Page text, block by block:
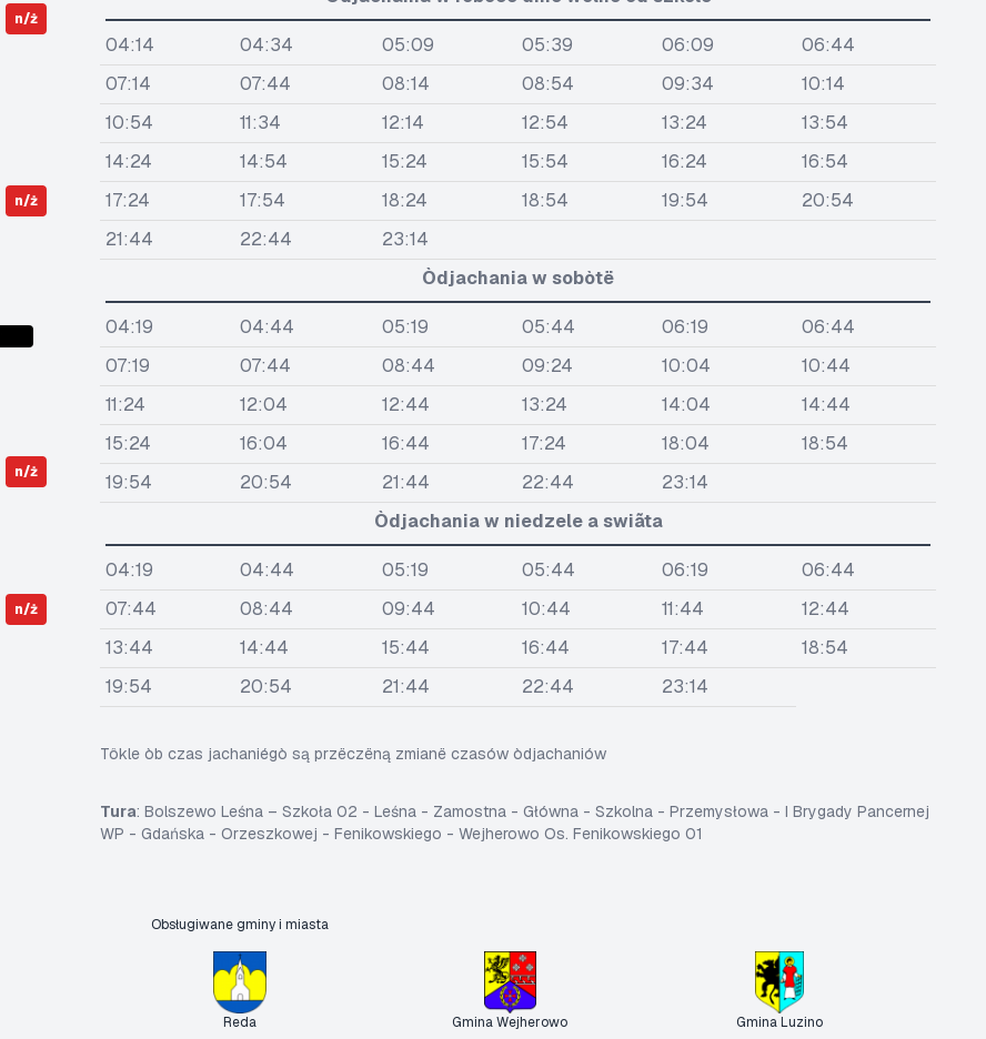
n/ż
n/ż
n/ż
n/ż
04:14 04:34 05:09 05:39 06:09
06:44
07:14
07:44 08:14 08:54 09:34
10:14
10:54
11:34 12:14 12:54 13:24
13:54
14:24
14:54 15:24 15:54 16:24
16:54
17:24
17:54 18:24 18:54 19:54
20:54
21:44
22:44
23:14
Òdjachania w sobòtë
04:19 04:44 05:19 05:44 06:19
06:44
07:19
07:44 08:44 09:24 10:04
10:44
11:24
12:04 12:44 13:24 14:04
14:44
15:24
16:04 16:44 17:24 18:04
18:54
19:54
20:54 21:44 22:44
23:14
Òdjachania w niedzele a swiãta
04:19 04:44 05:19 05:44 06:19
06:44
07:44
08:44 09:44 10:44 11:44
12:44
13:44
14:44 15:44 16:44 17:44
18:54
19:54
20:54 21:44 22:44 23:14
Tôkle òb czas jachaniégò są przëczëną zmianë czasów òdjachaniów
Tura: Bolszewo Leśna – Szkoła 02 - Leśna - Zamostna - Główna - Szkolna - Przemysłowa - I Brygady Pancernej
WP - Gdańska - Orzeszkowej - Fenikowskiego - Wejherowo Os. Fenikowskiego 01
Obsługiwane gminy i miasta
Reda Gmina Wejherowo Gmina Luzino